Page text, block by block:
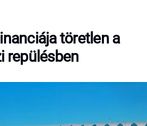
töretlen a
repülésben